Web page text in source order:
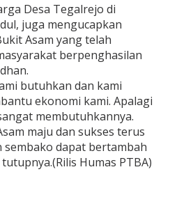
Desa Tegalrejo di
juga mengucapkan
Asam yang telah
berpenghasilan
butuhkan dan kami
ekonomi kami. Apalagi
membutuhkannya.
maju dan sukses terus
dapat bertambah
Humas PTBA)